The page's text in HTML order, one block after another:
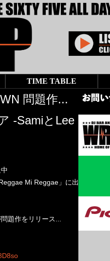
TIME TABLE
問題作...
-SamiとLee
Mi Reggae」に出演
題作をリリース...